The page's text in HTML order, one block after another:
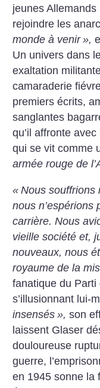
jeunes
rejoindre les
monde à venir »,
Un univers dans
exaltation
camaraderie
premiers écrits,
sanglantes
qu’il affronte
qui se vit comme
armée rouge de
« Nous souffrions
nous n’espérions
carrière. Nous
vieille société et,
nouveaux, nous
royaume de la
fanatique du
s’illusionnant lui-
insensés », son
laissent Glaser
douloureuse
guerre,
en 1945 sonne la